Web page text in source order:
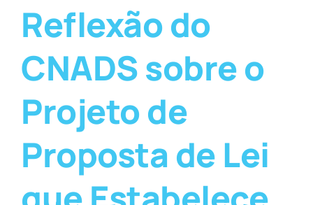
Reflexão do
CNADS sobre o
Projeto de
Proposta de Lei